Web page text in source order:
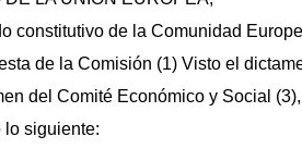
constitutivo de la Comunidad
de la Comisión (1) Visto el
del Comité Económico y Social (3),
siguiente: